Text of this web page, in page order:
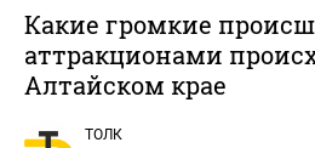
Какие громкие
аттракционами
Алтайском крае
ТОЛК